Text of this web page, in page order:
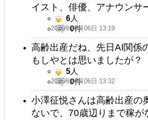
イスト、俳優、アナウンサ
2026年06月06日 13:19
6人
0件
高齢出産だね、先日AI関係
もしやとは思いましたが？
2026年06月06日 13:32
5人
0件
小澤征悦さんは高齢出産の
ないで、70歳辺りまで稼が